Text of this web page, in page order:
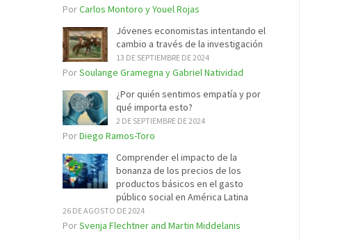
PorCarlos Montoro y Youel Rojas
Jóvenes economistas intentando el
cambio a través de la investigación
13 DE SEPTIEMBRE DE 2024
PorSoulange Gramegna y Gabriel Natividad
¿Por quién sentimos empatía y por
qué importa esto?
2 DE SEPTIEMBRE DE 2024
PorDiego Ramos-Toro
Comprender el impacto de la
bonanza de los precios de los
productos básicos en el gasto
público social en América Latina
26 DE AGOSTO DE 2024
PorSvenja Flechtner and Martin Middelanis